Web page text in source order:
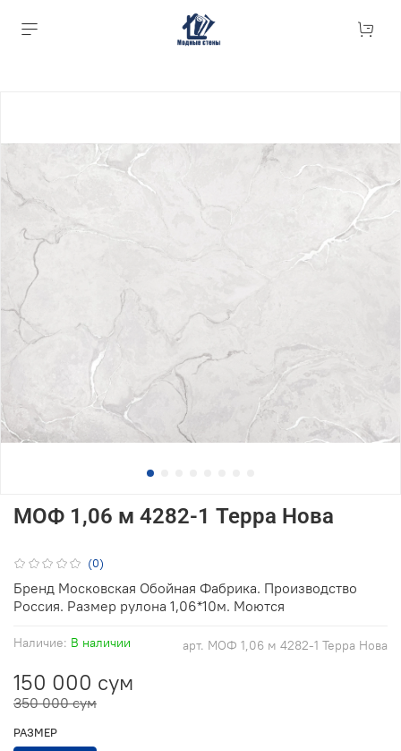
(0)
арт. МОФ 1,06 м 4282-1 Терра Нова
Наличие: В наличии
МОФ 1,06 м 4282-1 Терра Нова
150 000 сум
350 000 сум
РАЗМЕР
Бренд Московская Обойная Фабрика. Производство
Россия. Размер рулона 1,06*10м. Моются